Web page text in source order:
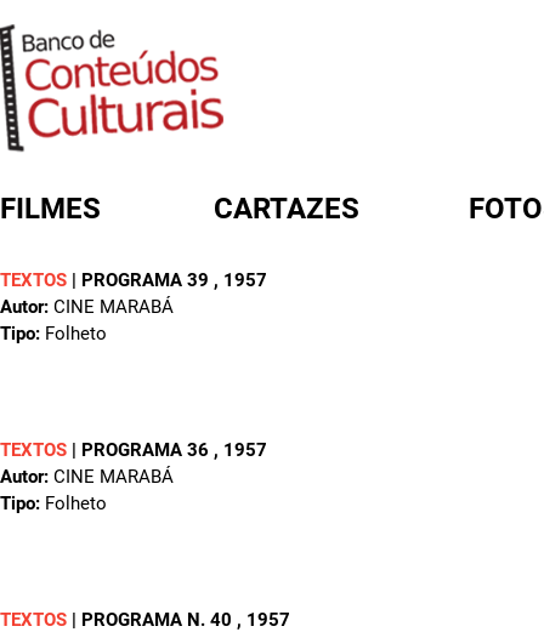
FILMES CARTAZES
TEXTOS | PROGRAMA 39 , 1957
Autor: CINE MARABÁ
Tipo: Folheto
TEXTOS | PROGRAMA 36 , 1957
Autor: CINE MARABÁ
Tipo: Folheto
TEXTOS | PROGRAMA N. 40 , 1957
FORMULÁRIO DE BUSCA